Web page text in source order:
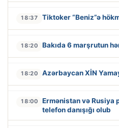
18:37 Tiktoker “Beniz”ə
18:20 Bakıda 6 marşrutun
18:20 Azərbaycan XİN
18:00
Ermənistan və Rusiya
telefon danışığı olub